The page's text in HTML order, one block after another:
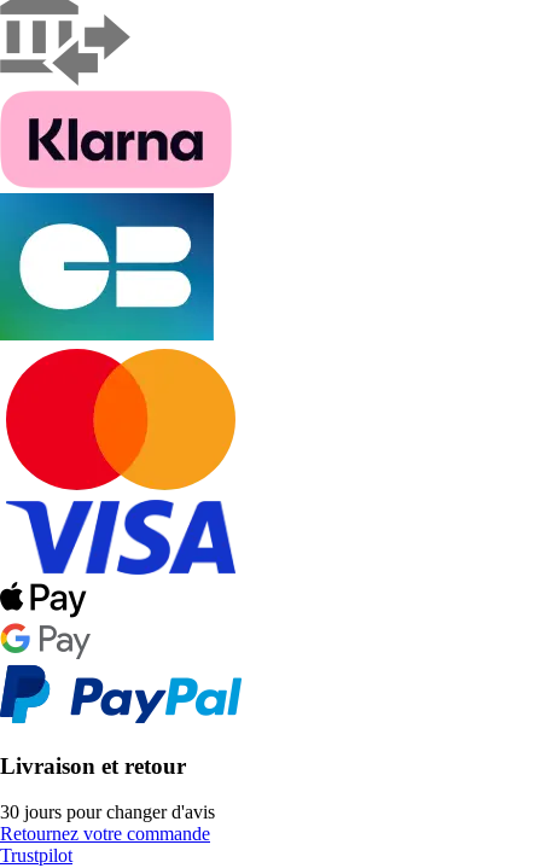
Livraison et retour
30 jours pour changer d'avis
Retournez votre commande
Trustpilot